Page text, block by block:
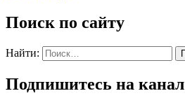
Поиск по сайту
Найти:
Подпишитесь на канал